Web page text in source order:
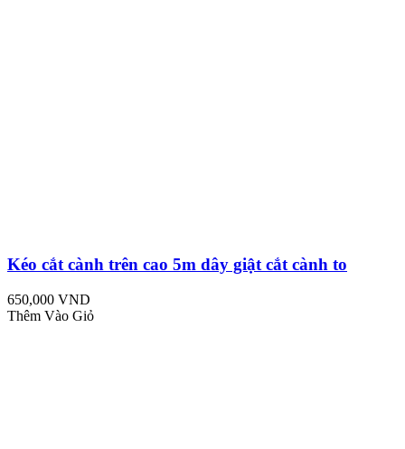
Kéo cắt cành trên cao 5m dây giật cắt cành to
650,000 VND
Thêm Vào Giỏ